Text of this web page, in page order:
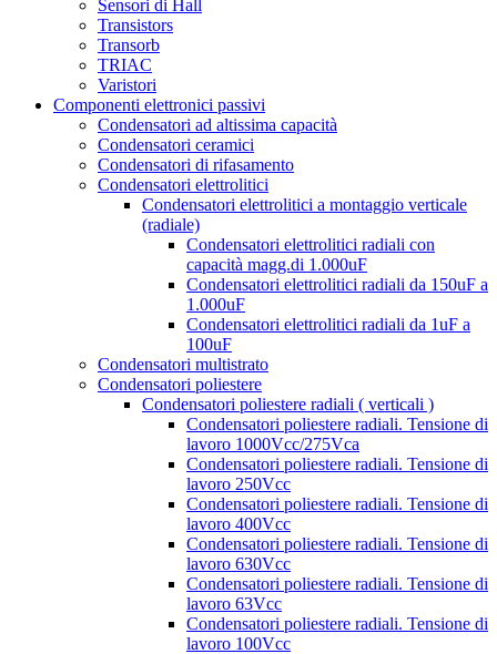
Sensori di Hall
Transistors
Transorb
TRIAC
Varistori
Componenti elettronici passivi
Condensatori ad altissima capacità
Condensatori ceramici
Condensatori di rifasamento
Condensatori elettrolitici
Condensatori elettrolitici a montaggio verticale
(radiale)
Condensatori elettrolitici radiali con
capacità magg.di 1.000uF
Condensatori elettrolitici radiali da 150uF a
1.000uF
Condensatori elettrolitici radiali da 1uF a
100uF
Condensatori multistrato
Condensatori poliestere
Condensatori poliestere radiali ( verticali )
Condensatori poliestere radiali. Tensione di
lavoro 1000Vcc/275Vca
Condensatori poliestere radiali. Tensione di
lavoro 250Vcc
Condensatori poliestere radiali. Tensione di
lavoro 400Vcc
Condensatori poliestere radiali. Tensione di
lavoro 630Vcc
Condensatori poliestere radiali. Tensione di
lavoro 63Vcc
Condensatori poliestere radiali. Tensione di
lavoro 100Vcc